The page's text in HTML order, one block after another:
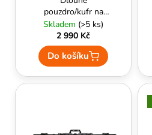
pouzdro/kufr na
zbraň 109 cm heavy
Guerilla Tactical
Black
Skladem (>5 ks)
2 990 Kč
Do košíku
HLEDAT